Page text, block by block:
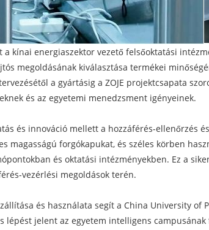
kínai energiaszektor vezető felsőoktatási
megoldásának kiválasztása termékei
a gyártásig a ZOJE projektcsapata
és az egyetemi menedzsment igényeinek.
és innováció mellett a hozzáférés-
magasságú forgókapukat, és széles körben
és oktatási intézményekben. Ez a
vezérlési megoldások terén.
és használata segít a China University
lépést jelent az egyetem intelligens